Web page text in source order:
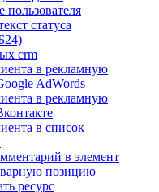
пользователя
статуса
crm
в рекламную
AdWords
в рекламную
в список
в элемент
позицию
ресурс